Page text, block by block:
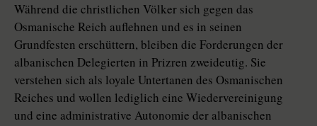
Während die christlichen Völker sich gegen das
Osmanische Reich auflehnen und es in seinen
Grundfesten erschüttern, bleiben die Forderungen der
albanischen Delegierten in Prizren zweideutig. Sie
verstehen sich als loyale Untertanen des Osmanischen
Reiches und wollen lediglich eine Wiedervereinigung
und eine administrative Autonomie der albanischen